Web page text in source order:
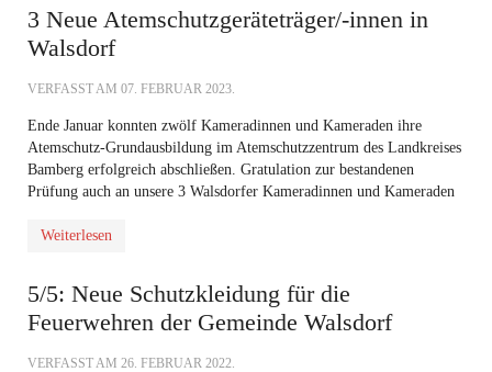
3 Neue Atemschutzgeräteträger/-innen in
Walsdorf
VERFASST AM 07. FEBRUAR 2023.
Ende Januar konnten zwölf Kameradinnen und Kameraden ihre
Atemschutz-Grundausbildung im Atemschutzzentrum des Landkreises
Bamberg erfolgreich abschließen. Gratulation zur bestandenen
Prüfung auch an unsere 3 Walsdorfer Kameradinnen und Kameraden
Weiterlesen
5/5: Neue Schutzkleidung für die
Feuerwehren der Gemeinde Walsdorf
VERFASST AM 26. FEBRUAR 2022.